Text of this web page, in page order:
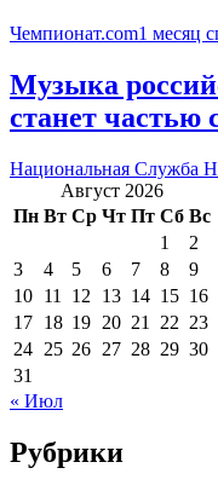
Чемпионат.com1 месяц
Музыка
станет частью
Национальная Служба
Август 2026
Пн Вт Ср Чт Пт Сб Вс
1
2
3
4 5 6 7 8
9
10 11 12 13 14 15 16
17 18 19 20 21 22 23
24 25 26 27 28 29 30
31
« Июл
Рубрики